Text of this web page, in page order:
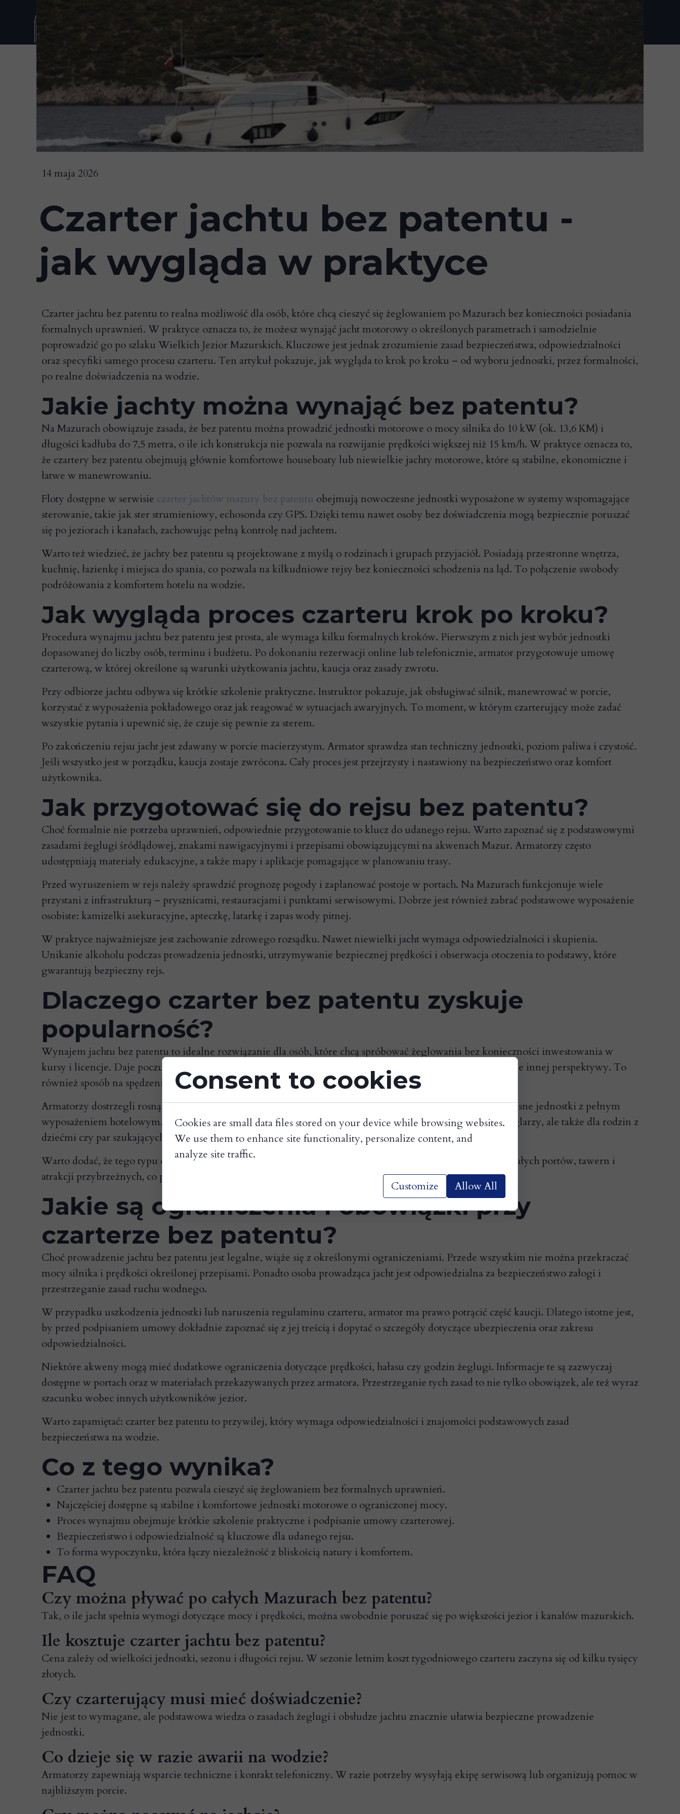
14 maja 2026
Czarter jachtu bez patentu -
jak wygląda w praktyce
Czarter jachtu bez patentu to realna możliwość dla osób, które chcą cieszyć się żeglowaniem po Mazurach bez konieczności posiadania
formalnych uprawnień. W praktyce oznacza to, że możesz wynająć jacht motorowy o określonych parametrach i samodzielnie
poprowadzić go po szlaku Wielkich Jezior Mazurskich. Kluczowe jest jednak zrozumienie zasad bezpieczeństwa, odpowiedzialności
oraz specyfiki samego procesu czarteru. Ten artykuł pokazuje, jak wygląda to krok po kroku – od wyboru jednostki, przez formalności,
po realne doświadczenia na wodzie.
Jakie jachty można wynająć bez patentu?
Na Mazurach obowiązuje zasada, że bez patentu można prowadzić jednostki motorowe o mocy silnika do 10 kW (ok. 13,6 KM) i
długości kadłuba do 7,5 metra, o ile ich konstrukcja nie pozwala na rozwijanie prędkości większej niż 15 km/h. W praktyce oznacza to,
że czartery bez patentu obejmują głównie komfortowe houseboaty lub niewielkie jachty motorowe, które są stabilne, ekonomiczne i
łatwe w manewrowaniu.
Floty dostępne w serwisie czarter jachtów mazury bez patentu obejmują nowoczesne jednostki wyposażone w systemy wspomagające
sterowanie, takie jak ster strumieniowy, echosonda czy GPS. Dzięki temu nawet osoby bez doświadczenia mogą bezpiecznie poruszać
się po jeziorach i kanałach, zachowując pełną kontrolę nad jachtem.
Warto też wiedzieć, że jachty bez patentu są projektowane z myślą o rodzinach i grupach przyjaciół. Posiadają przestronne wnętrza,
kuchnię, łazienkę i miejsca do spania, co pozwala na kilkudniowe rejsy bez konieczności schodzenia na ląd. To połączenie swobody
podróżowania z komfortem hotelu na wodzie.
Jak wygląda proces czarteru krok po kroku?
Procedura wynajmu jachtu bez patentu jest prosta, ale wymaga kilku formalnych kroków. Pierwszym z nich jest wybór jednostki
dopasowanej do liczby osób, terminu i budżetu. Po dokonaniu rezerwacji online lub telefonicznie, armator przygotowuje umowę
czarterową, w której określone są warunki użytkowania jachtu, kaucja oraz zasady zwrotu.
Przy odbiorze jachtu odbywa się krótkie szkolenie praktyczne. Instruktor pokazuje, jak obsługiwać silnik, manewrować w porcie,
korzystać z wyposażenia pokładowego oraz jak reagować w sytuacjach awaryjnych. To moment, w którym czarterujący może zadać
wszystkie pytania i upewnić się, że czuje się pewnie za sterem.
Po zakończeniu rejsu jacht jest zdawany w porcie macierzystym. Armator sprawdza stan techniczny jednostki, poziom paliwa i czystość.
Jeśli wszystko jest w porządku, kaucja zostaje zwrócona. Cały proces jest przejrzysty i nastawiony na bezpieczeństwo oraz komfort
użytkownika.
Jak przygotować się do rejsu bez patentu?
Choć formalnie nie potrzeba uprawnień, odpowiednie przygotowanie to klucz do udanego rejsu. Warto zapoznać się z podstawowymi
zasadami żeglugi śródlądowej, znakami nawigacyjnymi i przepisami obowiązującymi na akwenach Mazur. Armatorzy często
udostępniają materiały edukacyjne, a także mapy i aplikacje pomagające w planowaniu trasy.
Przed wyruszeniem w rejs należy sprawdzić prognozę pogody i zaplanować postoje w portach. Na Mazurach funkcjonuje wiele
przystani z infrastrukturą – prysznicami, restauracjami i punktami serwisowymi. Dobrze jest również zabrać podstawowe wyposażenie
osobiste: kamizelki asekuracyjne, apteczkę, latarkę i zapas wody pitnej.
W praktyce najważniejsze jest zachowanie zdrowego rozsądku. Nawet niewielki jacht wymaga odpowiedzialności i skupienia.
Unikanie alkoholu podczas prowadzenia jednostki, utrzymywanie bezpiecznej prędkości i obserwacja otoczenia to podstawy, które
gwarantują bezpieczny rejs.
Dlaczego czarter bez patentu zyskuje
popularność?
Wynajem jachtu bez patentu to idealne rozwiązanie dla osób, które chcą spróbować żeglowania bez konieczności inwestowania w
kursy i licencje. Daje poczucie wolności i niezależności, a jednocześnie pozwala odkrywać Mazury z zupełnie innej perspektywy. To
również sposób na spędzenie urlopu w kontakcie z naturą, z dala od tłumów i miejskiego zgiełku.
Armatorzy dostrzegli rosnące zainteresowanie tą formą wypoczynku, dlatego coraz częściej oferują nowoczesne jednostki z pełnym
wyposażeniem hotelowym. W efekcie czarter bez patentu stał się dostępny nie tylko dla doświadczonych żeglarzy, ale także dla rodzin z
dziećmi czy par szukających spokojnego wypoczynku na wodzie.
Warto dodać, że tego typu czartery wspierają lokalną turystykę. Rejsy po jeziorach sprzyjają odwiedzaniu małych portów, tawern i
atrakcji przybrzeżnych, co przekłada się na rozwój regionu i jego gospodarki.
Jakie są ograniczenia i obowiązki przy
czarterze bez patentu?
Choć prowadzenie jachtu bez patentu jest legalne, wiąże się z określonymi ograniczeniami. Przede wszystkim nie można przekraczać
mocy silnika i prędkości określonej przepisami. Ponadto osoba prowadząca jacht jest odpowiedzialna za bezpieczeństwo załogi i
przestrzeganie zasad ruchu wodnego.
W przypadku uszkodzenia jednostki lub naruszenia regulaminu czarteru, armator ma prawo potrącić część kaucji. Dlatego istotne jest,
by przed podpisaniem umowy dokładnie zapoznać się z jej treścią i dopytać o szczegóły dotyczące ubezpieczenia oraz zakresu
odpowiedzialności.
Niektóre akweny mogą mieć dodatkowe ograniczenia dotyczące prędkości, hałasu czy godzin żeglugi. Informacje te są zazwyczaj
dostępne w portach oraz w materiałach przekazywanych przez armatora. Przestrzeganie tych zasad to nie tylko obowiązek, ale też wyraz
szacunku wobec innych użytkowników jezior.
Warto zapamiętać: czarter bez patentu to przywilej, który wymaga odpowiedzialności i znajomości podstawowych zasad
bezpieczeństwa na wodzie.
Co z tego wynika?
Czarter jachtu bez patentu pozwala cieszyć się żeglowaniem bez formalnych uprawnień.
Najczęściej dostępne są stabilne i komfortowe jednostki motorowe o ograniczonej mocy.
Proces wynajmu obejmuje krótkie szkolenie praktyczne i podpisanie umowy czarterowej.
Bezpieczeństwo i odpowiedzialność są kluczowe dla udanego rejsu.
To forma wypoczynku, która łączy niezależność z bliskością natury i komfortem.
FAQ
Czy można pływać po całych Mazurach bez patentu?
Tak, o ile jacht spełnia wymogi dotyczące mocy i prędkości, można swobodnie poruszać się po większości jezior i kanałów mazurskich.
Ile kosztuje czarter jachtu bez patentu?
Cena zależy od wielkości jednostki, sezonu i długości rejsu. W sezonie letnim koszt tygodniowego czarteru zaczyna się od kilku tysięcy
złotych.
Czy czarterujący musi mieć doświadczenie?
Nie jest to wymagane, ale podstawowa wiedza o zasadach żeglugi i obsłudze jachtu znacznie ułatwia bezpieczne prowadzenie
jednostki.
Co dzieje się w razie awarii na wodzie?
Armatorzy zapewniają wsparcie techniczne i kontakt telefoniczny. W razie potrzeby wysyłają ekipę serwisową lub organizują pomoc w
najbliższym porcie.
O nas Projekty Blog
Consent to cookies
Cookies are small data files stored on your device while browsing websites.
We use them to enhance site functionality, personalize content, and
analyze site traffic.
Customize Allow All